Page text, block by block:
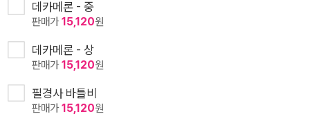
데카메론 - 중
판매가15,120원
데카메론 - 상
판매가15,120원
필경사 바틀비
판매가15,120원